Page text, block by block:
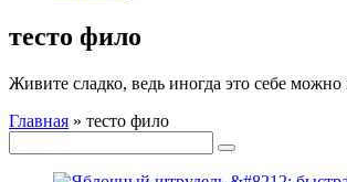
тесто фило
Живите сладко, ведь иногда это себе можно
Главная » тесто фило